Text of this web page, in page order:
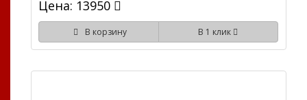
Цена: 13950
В корзину В 1 клик